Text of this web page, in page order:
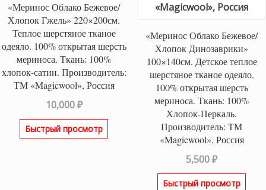
«Меринос Облако Бежевое/
Хлопок Гжель» 220×200см.
Теплое шерстяное тканое
одеяло. 100% открытая шерсть
мериноса. Ткань: 100%
хлопок-сатин. Производитель:
ТМ «Magicwool», Россия
10,000₽
Быстрый просмотр
«Меринос Облако Бежевое/
Хлопок Динозаврики»
100×140см. Детское теплое
шерстяное тканое одеяло.
100% открытая шерсть
мериноса. Ткань: 100%
Хлопок-Перкаль.
Производитель: ТМ
«Magicwool», Россия
5,500₽
Быстрый просмотр